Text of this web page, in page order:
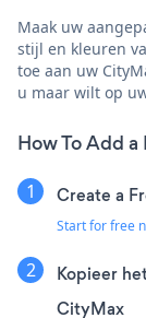
Maak uw
stijl en kleuren
toe aan uw
u maar wilt op
How To Add
Create a
Start for free
Kopieer
CityMax